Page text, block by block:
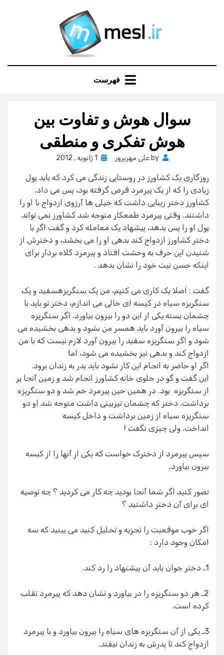
فهرست
سوال هوش و تفاوت بین
هوش تفکری و منطقی
by علی مهرپرور
Posted
1 ژانویه , 2012
روزگاری یک کشاورز در روستایی زندگی می کرد که باید پول
زیادی را که از یک پیرمرد قرض گرفته بود، پس می داد.
کشاورز دختر زیبایی داشت که خیلی ها آرزوی ازدواج با او را
داشتند. وقتی پیرمرد طمعکار متوجه شد کشاورز نمی تواند
پول او را پس بدهد، پیشهاد یک معامله کرد و گفت اگر با
دختر کشاورز ازدواج کند بدهی او را می بخشد، و دخترش از
شنیدن این حرف به وحشت افتاد و پیرمرد کلاه بردار برای
اینکه حسن نیت خود را نشان بدهد .
گفت : اصلا یک کاری می کنیم، من یک سنگریزهسفید و یک
سنگریزه سیاه در کیسه ای خالی می اندازم، دختر تو باید با
چشمان بسته یکی از این دو را بیرون بیاورد. اگر سنگریزه
سیاه را بیرون آورد باید همسر من بشود و بدهی بخشیده می
شود و اگر سنگریزه سفید را بیرون آورد لازم نیست که با من
ازدواج کند و بدهی نیز بخشیده می شود، اما
اگر او حاضر به انجام این کار نشود باید پدر به زندان برود.
این گفت و گو در جلوی خانه کشاورز انجام شد و زمین آنجا پر
از سنگریزه بود. در همین حین پیرمرد خم شد و دو سنگریزه
برداشت. دختر که چشمان تیزبینی داشت متوجه شد او دو
سنگریزه سیاه از زمین برداشت و داخل کیسه
انداخت. ولی چیزی نگفت !
سپس پیرمرد از دخترک خواست که یکی از آنها را از کیسه
بیرون بیاورد.
تصور کنید اگر شما آنجا بودید چه کار می کردید ؟ چه توصیه
ای برای آن دختر داشتید ؟
اگر خوب موقعیت را تجزیه و تحلیل کنید می بینید که سه
امکان وجود دارد :
1ـ دختر جوان باید آن پیشنهاد را رد کند.
2ـ هر دو سنگریزه را در بیاورد و نشان دهد که پیرمرد تقلب
کرده است.
3ـ یکی از آن سنگریزه های سیاه را بیرون بیاورد و با پیرمرد
ازدواج کند تا پدرش به زندان نیفتد.